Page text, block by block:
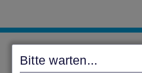
Bitte warten...